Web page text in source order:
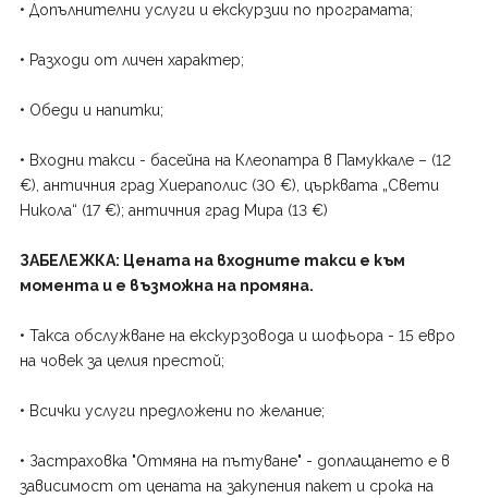
• Допълнителни услуги и екскурзии по програмата;
• Разходи от личен характер;
• Обеди и напитки;
• Входни такси - басейна на Клеопатра в Памуккале – (12
€), античния град Хиераполис (30 €), църквата „Свети
Никола“ (17 €); античния град Мира (13 €)
ЗАБЕЛЕЖКА: Цената на входните такси е към
момента и е възможна на промяна.
• Такса обслужване на екскурзовода и шофьора - 15 евро
на човек за целия престой;
• Всички услуги предложени по желание;
• Застраховка "Отмяна на пътуване" - доплащането е в
зависимост от цената на закупения пакет и срока на